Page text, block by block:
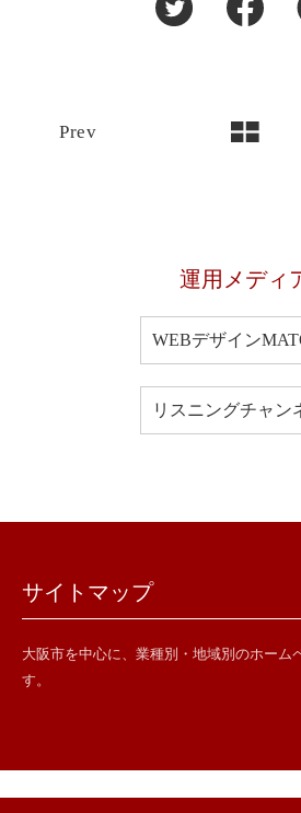
Prev
運用メディ
WEBデザイン
リスニングチャン
サイトマップ
大阪市を中心に、業種別・地域別のホーム
す。